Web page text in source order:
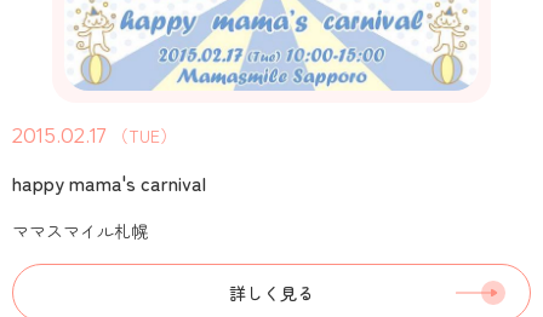
2015.02.17 （TUE）
happy mama's carnival
ママスマイル札幌
詳しく見る